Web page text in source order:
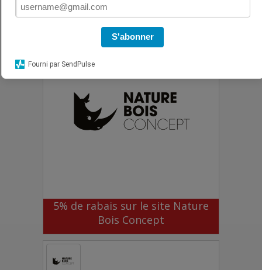
5% de rabais sur le site Nature
Bois Concept
S'abonner
Fourni par SendPulse